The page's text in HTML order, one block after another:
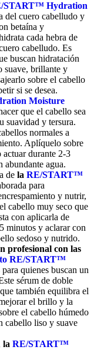
START™ Hydration
del cuero cabelludo y
betaína y
cada hebra de
cabelludo. Es
buscan hidratación
suave, brillante y
sobre el cabello
si se desea.
Moisture
que el cabello sea
suavidad y tersura.
normales a
Aplíquelo sobre
durante 2-3
abundante agua.
de la RE/START™
para
y nutrir,
cabello muy seco que
con aplicarla de
minutos y aclarar con
sedoso y nutrido.
profesional con las
RE/START™
quienes buscan un
sérum de doble
también equilibra el
el brillo y la
el cabello húmedo
cabello liso y suave
la RE/START™